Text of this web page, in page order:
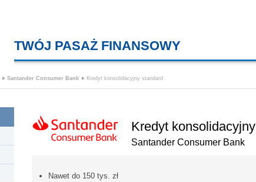
TWÓJ PASAŻ FINANSOWY
Santander Consumer Bank Kredyt konsolidacyjny standard
Kredyt konsolidacyjny
Santander Consumer Bank
Nawet do 150 tys. zł